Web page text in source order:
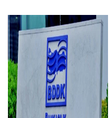
muhammen bedeli
açıklandı